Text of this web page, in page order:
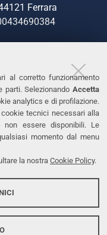
al corretto funzionamento
parti. Selezionando Accetta
analytics e di profilazione.
tecnici necessari alla
non essere disponibili. Le
momento dal menu
la nostra Cookie Policy.
Ferrara